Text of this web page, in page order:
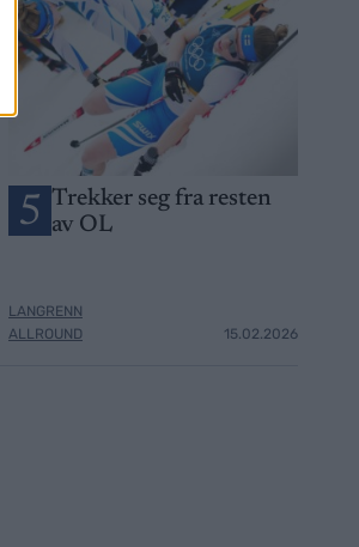
5 Trekker seg fra resten
av OL
LANGRENN
ALLROUND
15.02.2026